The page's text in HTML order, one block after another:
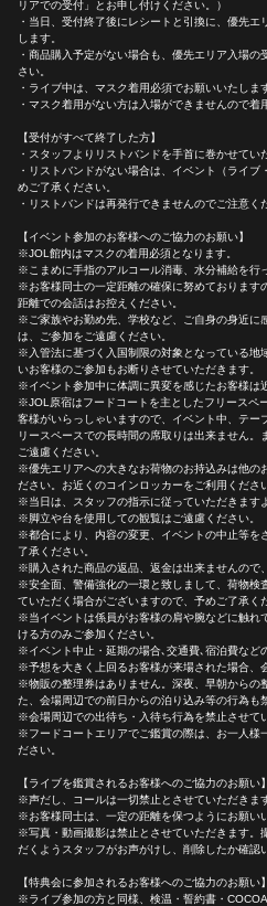
リアでの受付」とお申し付けください。）
・当日、受付終了後にレシートと引換に、優先
します。
・商品購入予定がない場合も、優先エリア入場
さい。
・ライブ中は、マスク着用必須でお願いいたしま
・マスク着用がない方は入場ができませんので着
【受付がすべて終了した方】
・スタッフよりリストバンドを手首に巻かせてい
・リストバンドがない場合は、イベント（ライ
めご了承ください。
・リストバンドは再発行できませんのでご注意く
【イベント参加のお客様へのご協力のお願い】
※JOL館内はマスクの着用必須となります。
※こまめに手指のアルコール消毒、水分補給を行
※お客様同士の一定距離の確保に努めております
距離での会話はお控えください。
※ご家族やお勤め先、学校など、ご自身の身近に
は、ご参加をご遠慮ください。
※入管法に基づく入国制限の対象となっている地
いお客様のご参加もお断りさせていただきます。
※イベント参加中に体調に異変を感じたお客様は
※JOL原宿はフードコートを主としたフリースペ
客様がいらっしゃいますので、イベント中、テー
リースペースでの長時間の席取りは出来ません
ご遠慮ください。
※優先エリアへの大きなお荷物のお持込みは他の
ださい。お近くのコインロッカーをご利用くださ
※当日は、スタッフの指示に従っていただきます
※脚立や台を使用しての観覧はご遠慮ください。
※都合により、内容の変更、イベントの中止等を
了承ください。
※購入された商品の返品、返金は出来ませんので
※安全面、警備強化の一環と致しまして、荷物検
ていただく場合がございますので、予めご了承く
※当イベントは係員がお客様の肩や腕などに触れ
ける方のみご参加ください。
※イベント中止・延期の場合､交通費､宿泊費など
※予想を大きく上回るお客様が来場された場合、
※物販の整理券はありません。深夜、早朝からの
た、会場周辺での前日からの泊り込み等の行為も
※会場周辺での出待ち・入待ち行為を禁止させて
※フードコートエリアでご鑑賞の際は、お一人様
ださい。
【ライブを鑑賞されるお客様へのご協力のお願い】
※声だし、コールは一切禁止とさせていただきま
※お客様同士は、一定の距離を保つようにお願い
※写真・動画撮影は禁止とさせていただきます。
だくようスタッフがお声がけし、削除したか確認
【特典会に参加されるお客様へのご協力のお願い】
※ライブ参加の方と同様、検温・誓約書・